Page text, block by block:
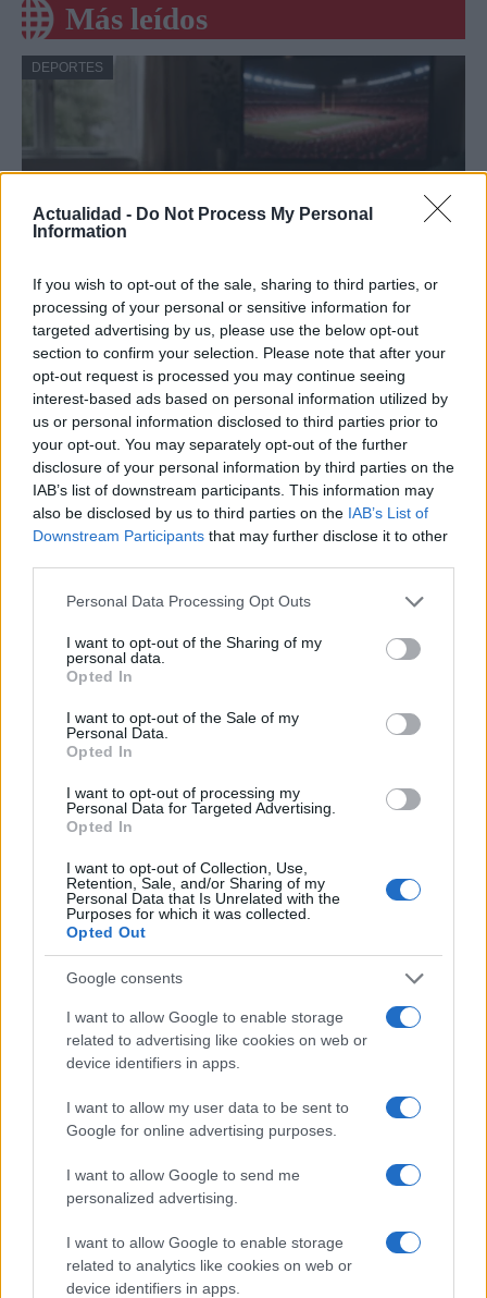
Actualidad - Do Not Process My Personal
Information
If you wish to opt-out of the sale, sharing to third parties, or
processing of your personal or sensitive information for
targeted advertising by us, please use the below opt-out
section to confirm your selection. Please note that after your
opt-out request is processed you may continue seeing
interest-based ads based on personal information utilized by
us or personal information disclosed to third parties prior to
your opt-out. You may separately opt-out of the further
disclosure of your personal information by third parties on the
IAB’s list of downstream participants. This information may
also be disclosed by us to third parties on the IAB’s List of
Downstream Participants that may further disclose it to other
Please note that this website/app uses one or more Google
not limited to your visit or usage behaviour. You may click to
grant or deny consent to Google and its third-party tags to
use your data for below specified purposes in below Google
consent section.
Personal Data Processing Opt Outs
I want to opt-out of the Sharing of my
personal data.
Opted In
I want to opt-out of the Sale of my
Personal Data.
Opted In
I want to opt-out of processing my
Personal Data for Targeted Advertising.
Opted In
I want to opt-out of Collection, Use,
Retention, Sale, and/or Sharing of my
Personal Data that Is Unrelated with the
Purposes for which it was collected.
Opted Out
Google consents
I want to allow Google to enable storage
related to advertising like cookies on web or
device identifiers in apps.
I want to allow my user data to be sent to
Google for online advertising purposes.
I want to allow Google to send me
personalized advertising.
I want to allow Google to enable storage
related to analytics like cookies on web or
device identifiers in apps.
Más leídos
DEPORTES
Programación deportiva gratuita: lo que
no te puedes perder en agosto de 2026
El verano de 2026 está repleto de eventos…
DEPORTES
Métricas clave para valorar amistosos y
sesiones de entrenamiento
Transforma los datos de pretemporada en estrategias
ganadoras…
DEPORTES
fútbol más importantes de la semana
DEPORTES